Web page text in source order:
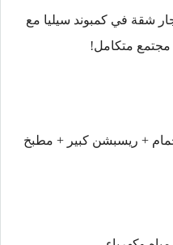
شقة في كمبوند سيليا مع
متكامل!